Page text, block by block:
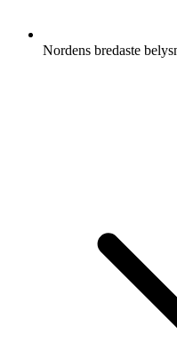
Nordens bredaste